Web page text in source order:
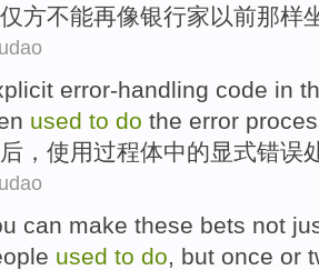
方不能再像银行家以前那样
error-handling code in
used to do the error
， 使用过程体中的显式错误
can make these bets not
used to do, but once or